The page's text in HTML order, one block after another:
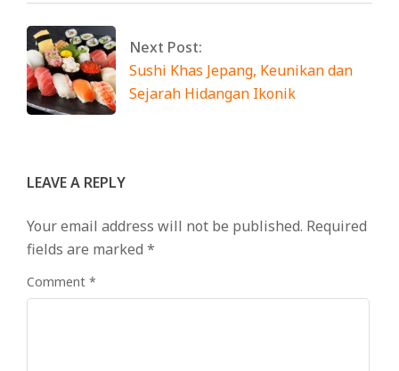
Next Post:
Sushi Khas Jepang, Keunikan dan
Sejarah Hidangan Ikonik
LEAVE A REPLY
Your email address will not be published. Required
fields are marked *
Comment *